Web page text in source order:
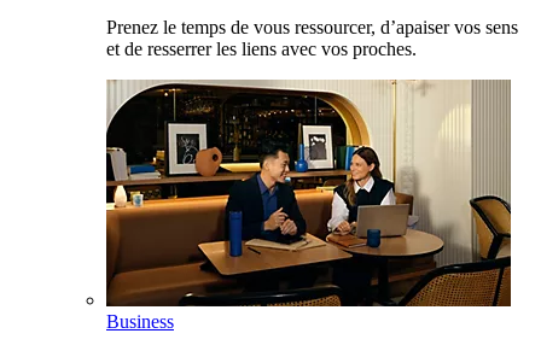
Prenez le temps de vous ressourcer, d’apaiser vos sens
et de resserrer les liens avec vos proches.
Business